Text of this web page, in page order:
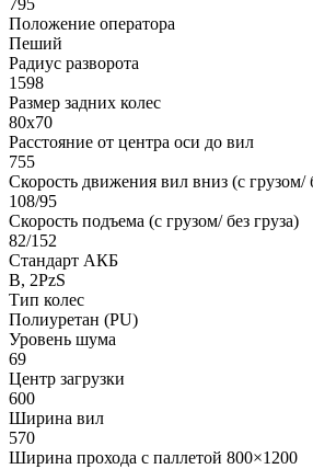
Положение оператора
Пеший
Радиус разворота
1598
Размер задних колес
80х70
Расстояние от центра оси до вил
755
Скорость движения вил вниз (с грузом/
108/95
Скорость подъема (с грузом/ без груза)
82/152
Стандарт АКБ
B, 2PzS
Тип колес
Полиуретан (PU)
Уровень шума
69
Центр загрузки
600
Ширина вил
570
Ширина прохода с паллетой 800×1200